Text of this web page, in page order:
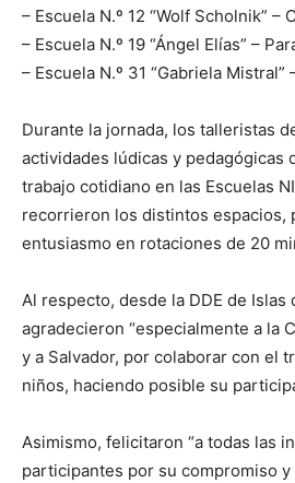
– Escuela N.º 12 “Wolf Scholnik” –
– Escuela N.º 19 “Ángel Elías” –
– Escuela N.º 31 “Gabriela
Durante la jornada, los talleristas
actividades lúdicas y pedagógicas
trabajo cotidiano en las Escuelas
recorrieron los distintos espacios,
entusiasmo en rotaciones de 20
Al respecto, desde la DDE de Islas
agradecieron “especialmente a la
y a Salvador, por colaborar con el
niños, haciendo posible su
Asimismo, felicitaron “a todas las
participantes por su compromiso y